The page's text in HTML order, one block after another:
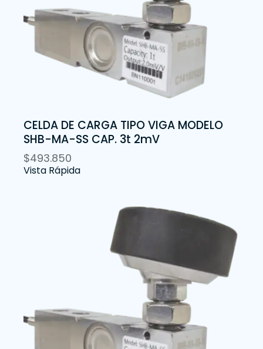
CELDA DE CARGA TIPO VIGA MODELO
SHB-MA-SS CAP. 3t 2mV
$493.850
Vista Rápida